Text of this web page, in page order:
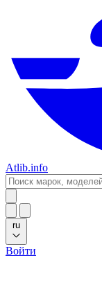
Atlib.info
ru
Войти